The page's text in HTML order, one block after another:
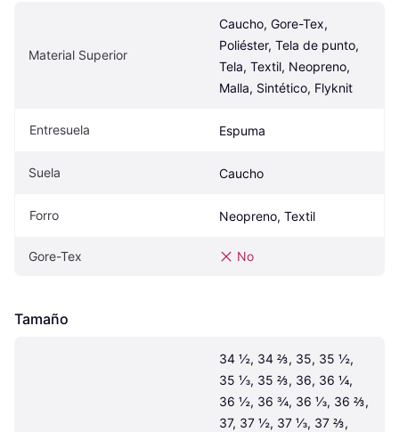
Material Superior
Caucho, Gore-Tex,
Poliéster, Tela de punto,
Tela, Textil, Neopreno,
Malla, Sintético, Flyknit
Entresuela Espuma
Suela Caucho
Forro Neopreno, Textil
Gore-Tex No
Tamaño
34 ½, 34 ⅔, 35, 35 ½,
35 ⅓, 35 ⅔, 36, 36 ¼,
36 ½, 36 ¾, 36 ⅓, 36 ⅔,
37, 37 ½, 37 ⅓, 37 ⅔,